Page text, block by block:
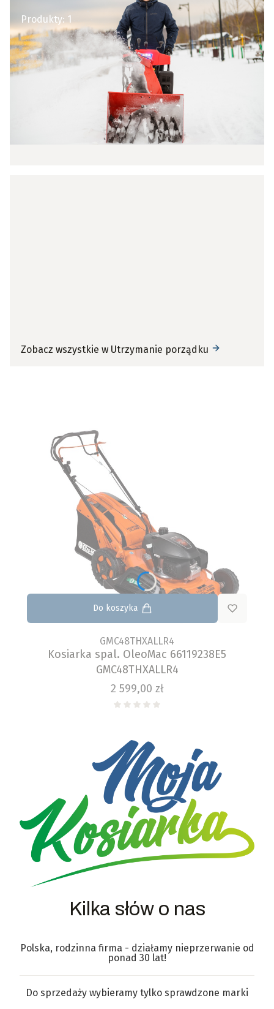
Produkty: 1
Zobacz wszystkie w Utrzymanie porządku
Do koszyka
GMC48THXALLR4
Kosiarka spal. OleoMac 66119238E5
GMC48THXALLR4
Cena
2 599,00 zł
Kilka słów o nas
Polska, rodzinna firma - działamy nieprzerwanie od
ponad 30 lat!
Do sprzedaży wybieramy tylko sprawdzone marki